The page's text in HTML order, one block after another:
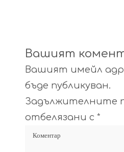
Вашият
Вашият имейл
бъде публикуван.
Задължителните
отбелязани с *